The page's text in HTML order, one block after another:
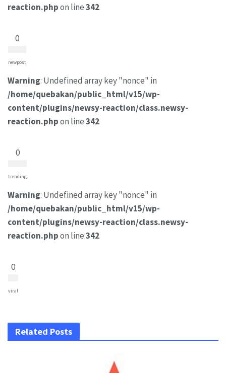
reaction.phpon line342
0
newpost
Warning: Undefined array key "nonce" in
/home/quebakan/public_html/v15/wp-
content/plugins/newsy-reaction/class.newsy-
reaction.phpon line342
0
trending
Warning: Undefined array key "nonce" in
/home/quebakan/public_html/v15/wp-
content/plugins/newsy-reaction/class.newsy-
reaction.phpon line342
0
viral
Related Posts